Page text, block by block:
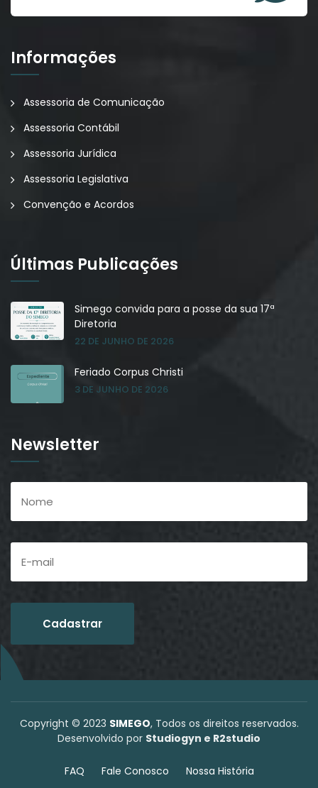
Informações
Assessoria de Comunicação
Assessoria Contábil
Assessoria Jurídica
Assessoria Legislativa
Convenção e Acordos
Últimas Publicações
Simego convida para a posse da sua 17ª
Diretoria
22 DE JUNHO DE 2026
Feriado Corpus Christi
3 DE JUNHO DE 2026
Newsletter
Copyright © 2023 SIMEGO, Todos os direitos reservados.
Desenvolvido por Studiogyn e R2studio
FAQ Fale Conosco Nossa História